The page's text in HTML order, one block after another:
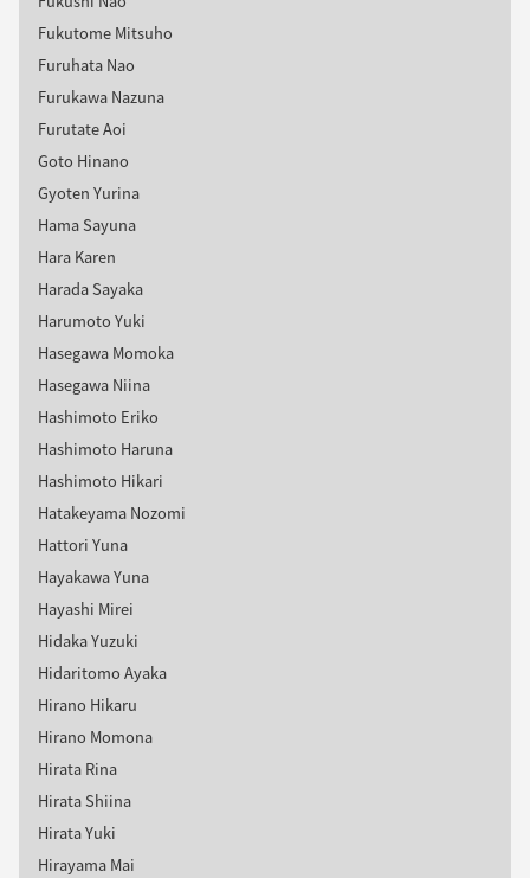
Fukutome Mitsuho
Furuhata Nao
Furukawa Nazuna
Furutate Aoi
Goto Hinano
Gyoten Yurina
Hama Sayuna
Hara Karen
Harada Sayaka
Harumoto Yuki
Hasegawa Momoka
Hasegawa Niina
Hashimoto Eriko
Hashimoto Haruna
Hashimoto Hikari
Hatakeyama Nozomi
Hattori Yuna
Hayakawa Yuna
Hayashi Mirei
Hidaka Yuzuki
Hidaritomo Ayaka
Hirano Hikaru
Hirano Momona
Hirata Rina
Hirata Shiina
Hirata Yuki
Hirayama Mai